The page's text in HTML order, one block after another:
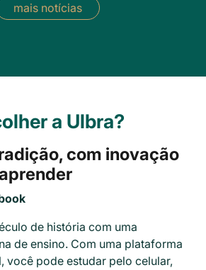
mais notícias
a Ulbra?
com inovação
de história com uma
de ensino. Com uma plataforma
você pode estudar pelo celular,